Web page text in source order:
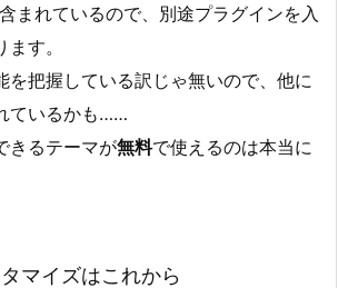
まれているので、別途プラグインを入
す。
を把握している訳じゃ無いので、他に
ているかも……
きるテーマが無料で使えるのは本当に
マイズはこれから